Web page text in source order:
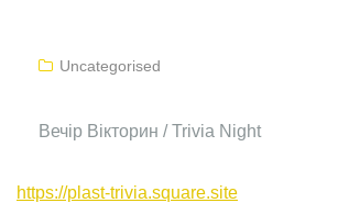
Uncategorised
Вечір Вікторин / Trivia Night
https://plast-trivia.square.site